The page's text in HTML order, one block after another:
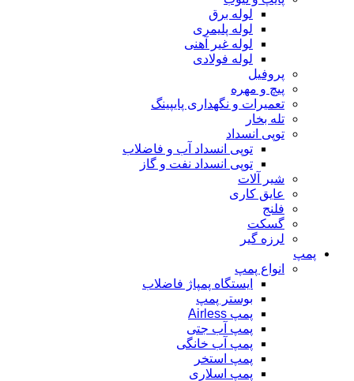
لوله برق
لوله پلیمری
لوله غیر آهنی
لوله فولادی
پروفیل
پیچ و مهره
تعمیرات و نگهداری پایپینگ
تله بخار
توپی انسداد
توپی انسداد آب و فاضلاب
توپی انسداد نفت و گاز
شیر آلات
عایق کاری
فلنج
گسکت
لرزه گیر
پمپ
انواع پمپ
ایستگاه پمپاژ فاضلاب
بوستر پمپ
پمپ Airless
پمپ آب جتی
پمپ آب خانگی
پمپ استخر
پمپ اسلاری